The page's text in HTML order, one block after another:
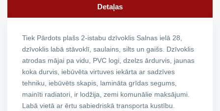
Detaļas
Tiek Pārdots plašs 2-istabu dzīvoklis Salnas ielā 28,
dzīvoklis labā stāvoklī, saulains, silts un gaišs. Dzīvoklis
atrodas mājai pa vidu, PVC logi, dzelzs ārdurvis, jaunas
koka durvis, iebūvēta virtuves iekārta ar sadzīves
tehniku, iebūvēts skapis, lamināta grīdas segums,
mainīti radiatori, ir lodžija, zemi komunālie maksājumi.
Labā vietā ar ērtu sabiedriskā transporta kustību.